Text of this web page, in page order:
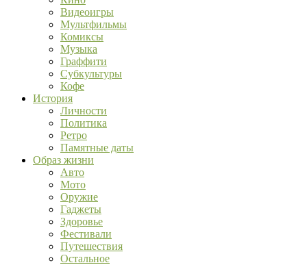
Видеоигры
Мультфильмы
Комиксы
Музыка
Граффити
Субкультуры
Кофе
История
Личности
Политика
Ретро
Памятные даты
Образ жизни
Авто
Мото
Оружие
Гаджеты
Здоровье
Фестивали
Путешествия
Остальное